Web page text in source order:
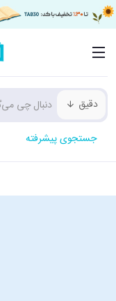
دقیق
جستجوی پیشرفته